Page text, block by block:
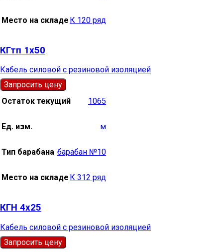
Место на складе К 120 ряд
КГтп 1х50
Кабель силовой с резиновой изоляцией
Запросить цену
Остаток текущий
1065
Ед. изм. м
Тип барабана барабан №10
Место на складе К 312 ряд
КГН 4х25
Кабель силовой с резиновой изоляцией
Запросить цену